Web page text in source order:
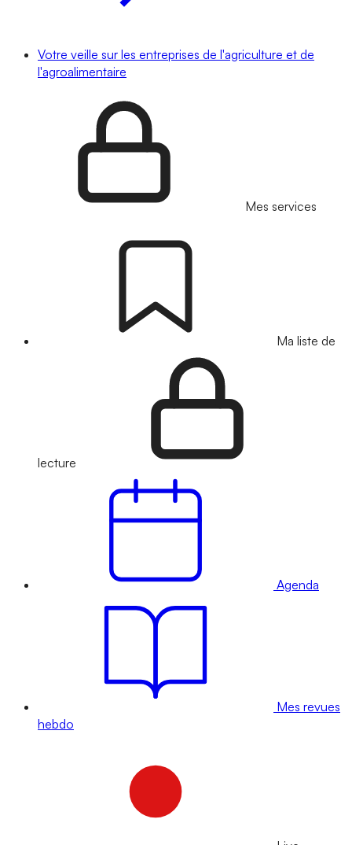
Votre veille sur les entreprises de l'agriculture et de
l'agroalimentaire
Mes services
Ma liste de
lecture
Agenda
Mes revues
hebdo